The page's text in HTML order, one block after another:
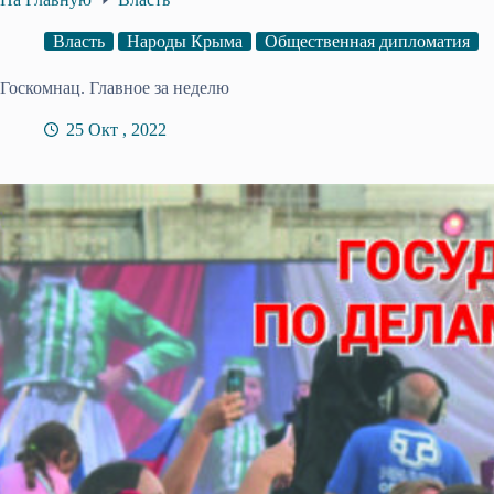
Власть Народы Крыма Общественная дипломатия
Госкомнац. Главное за неделю
25 Окт , 2022